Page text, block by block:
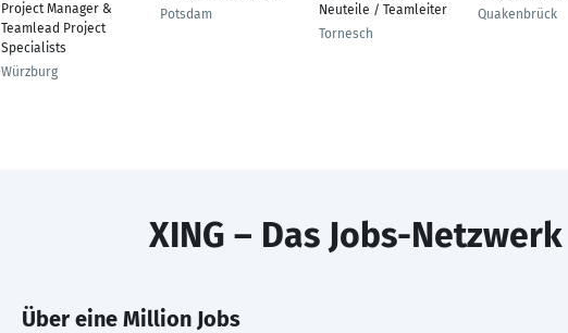
Project Manager &
Teamlead Project
Specialists
Würzburg
Potsdam
Neuteile / Teamleiter
Tornesch
Quakenbrück
XING – Das Jobs-Netzwerk
Über eine Million Jobs